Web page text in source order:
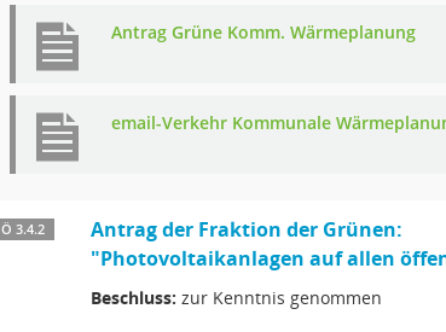
Antrag Grüne Komm. Wärmeplanung
email-Verkehr Kommunale
Ö 3.4.2
Antrag der Fraktion der Grünen:
"Photovoltaikanlagen auf allen
Beschluss: zur Kenntnis genommen